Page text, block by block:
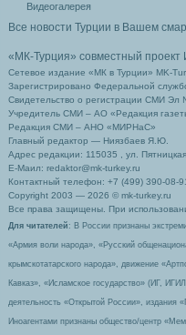
Видеогалерея
Все новости Турции в Вашем
«МК-Турция» совместный проект
Сетевое издание «МК в Турции» MK-
Зарегистрировано Федеральной
Свидетельство о регистрации СМИ
Учредитель СМИ – АО «Редакция
Редакция СМИ – АНО «МИРНаС»
Главный редактор — Ниязбаев Я.Ю.
Адрес редакции: 115035 , ул.
Е-Маил: redaktor@mk-turkey.ru
Контактный телефон: +7 (499) 390-08-
Copyright 2003 — 2026 © mk-turkey.ru
Все права защищены. При
Для читателей : В России признаны
«Армия воли народа», «Русский
крымскотатарского народа», движение
Кавказ», «Исламское государство» (ИГ,
деятельность «Открытой России»,
Иноагентами признаны общество/центр